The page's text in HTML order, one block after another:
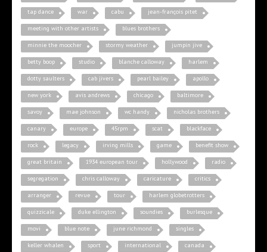
tap dance war cabu jean-françois pitet
meeting with other artists blues brothers
minnie the moocher stormy weather jumpin jive
betty boop studio blanche calloway harlem
dotty saulters cab jivers pearl bailey apollo
new york avis andrews chicago baltimore
savoy mae johnson wc handy nicholas brothers
canary europe 45rpm scat blackface
rock legacy irving mills game benefit show
great britain 1934 european tour hollywood radio
segregation chris calloway caricature critics
arranger revue tour harlem globetrotters
quizzicale duke ellington soundies burlesque
movi blue note june richmond singles
keller whalen sport international canada